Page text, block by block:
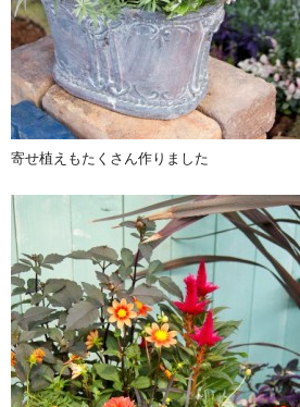
寄せ植えもたくさん作りました